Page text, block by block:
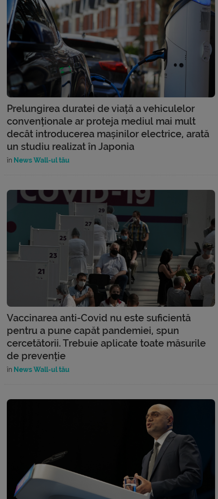
Prelungirea duratei de viață a vehiculelor
convenționale ar proteja mediul mai mult
decât introducerea mașinilor electrice, arată
un studiu realizat în Japonia
în News Wall-ul tău
Vaccinarea anti-Covid nu este suficientă
pentru a pune capăt pandemiei, spun
cercetătorii. Trebuie aplicate toate măsurile
de prevenție
în News Wall-ul tău